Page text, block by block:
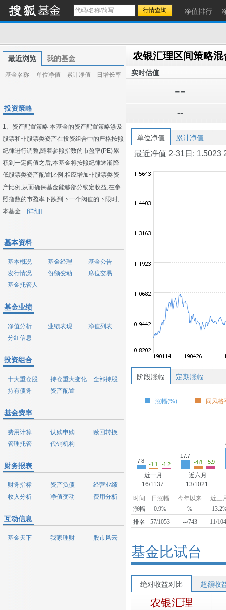
净值排行
最近浏览 我的基金
基金名称 单位净值 累计净值 日增长率
投资策略
1、资产配置策略 本基金的资产配置策略涉及
股票和非股票类资产在投资组合中的严格按照
纪律进行调整,随着参照指数的市盈率(PE)累
积到一定阀值之后,本基金将按照纪律逐渐降
低股票类资产配置比例,相应增加非股票类资
产比例,从而确保基金能够部分锁定收益;在参
照指数的市盈率下跌到下一个阀值的下限时,
本基金... [详细]
基本资料
基本概况 基金经理
基金公告
发行情况
份额变动
席位交易
基金托管人
基金业绩
净值分析 业绩表现
净值列表
分红信息
投资组合
十大重仓股 持仓重大变化
全部持股
持有债务
资产配置
基金费率
费用计算 认购申购
赎回转换
管理托管
代销机构
财务报表
财务指标 资产负债
经营业绩
收入分析
净值变动 费用分析
互动信息
基金天下 我家理财 股市风云
农银汇理区间策略混
实时估值
--
--
单位净值 累计净值
最近净值 2-31日: 1.5023
阶段涨幅 定期涨幅
涨幅(%) 同风格
7.8
-1.1 -1.2
近一月
16/1137
17.7
-4.8
-5.9
近六月
13/1021
时间 日涨幅 今年以来
近三
涨幅
0.9% %
排名
57/1053 --/743 11/
基金比试台
绝对收益对比 超额收
农银汇理